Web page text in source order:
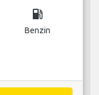
local_gas_station
Benzin